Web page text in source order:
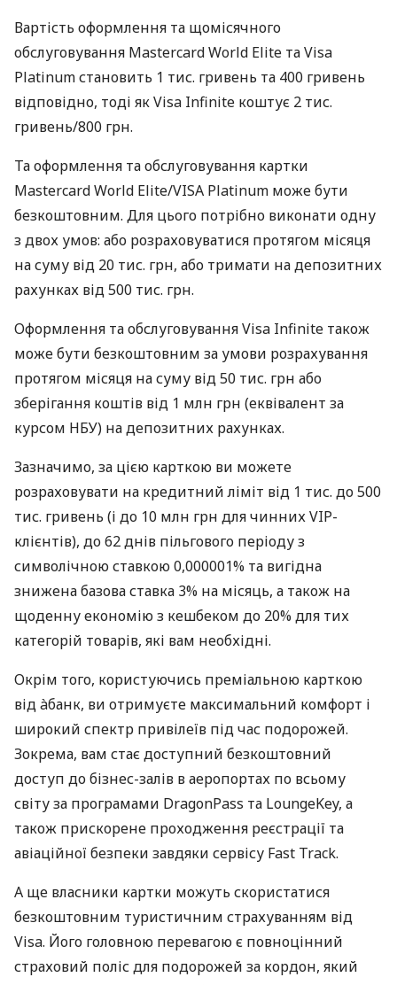
Вартість оформлення та щомісячного
обслуговування Mastercard World Elite та Visa
Platinum становить 1 тис. гривень та 400 гривень
відповідно, тоді як Visa Infinite коштує 2 тис.
гривень/800 грн.
Та оформлення та обслуговування картки
Mastercard World Elite/VISA Platinum може бути
безкоштовним. Для цього потрібно виконати одну
з двох умов: або розраховуватися протягом місяця
на суму від 20 тис. грн, або тримати на депозитних
рахунках від 500 тис. грн.
Оформлення та обслуговування Visa Infinite також
може бути безкоштовним за умови розрахування
протягом місяця на суму від 50 тис. грн або
зберігання коштів від 1 млн грн (еквівалент за
курсом НБУ) на депозитних рахунках.
Зазначимо, за цією карткою ви можете
розраховувати на кредитний ліміт від 1 тис. до 500
тис. гривень (і до 10 млн грн для чинних VIP-
клієнтів), до 62 днів пільгового періоду з
символічною ставкою 0,000001% та вигідна
знижена базова ставка 3% на місяць, а також на
щоденну економію з кешбеком до 20% для тих
категорій товарів, які вам необхідні.
Окрім того, користуючись преміальною карткою
від àбанк, ви отримуєте максимальний комфорт і
широкий спектр привілеїв під час подорожей.
Зокрема, вам стає доступний безкоштовний
доступ до бізнес-залів в аеропортах по всьому
світу за програмами DragonPass та LoungeKey, а
також прискорене проходження реєстрації та
авіаційної безпеки завдяки сервісу Fast Track.
А ще власники картки можуть скористатися
безкоштовним туристичним страхуванням від
Visa. Його головною перевагою є повноцінний
страховий поліс для подорожей за кордон, який